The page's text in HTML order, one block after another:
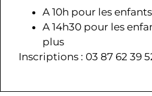
A 10h pour les
A 14h30 pour les
plus
Inscriptions : 03 87 62 39